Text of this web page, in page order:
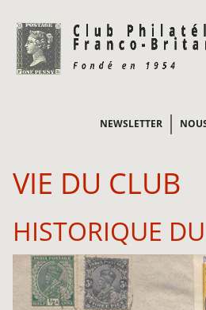
NEWSLETTER
VIE DU CLUB
HISTORIQUE